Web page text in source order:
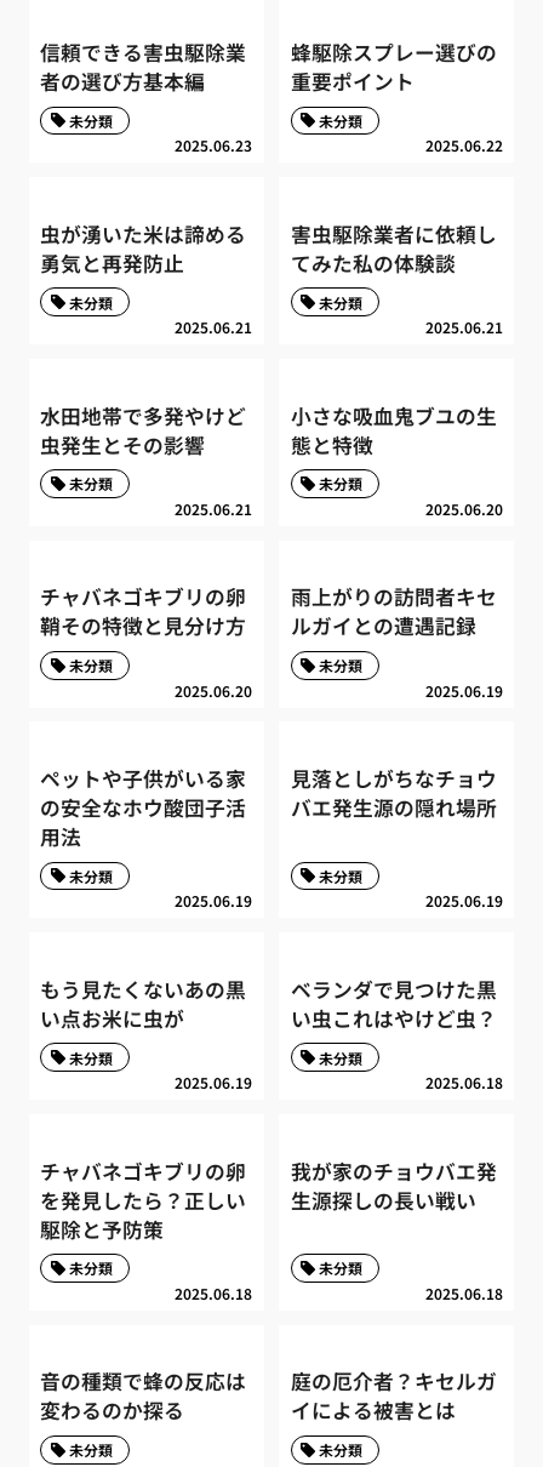
信頼できる害虫駆除業
者の選び方基本編
2025.06.23
未分類
蜂駆除スプレー選びの
重要ポイント
2025.06.22
未分類
虫が湧いた米は諦める
勇気と再発防止
2025.06.21
未分類
害虫駆除業者に依頼し
てみた私の体験談
2025.06.21
未分類
水田地帯で多発やけど
虫発生とその影響
2025.06.21
未分類
小さな吸血鬼ブユの生
態と特徴
2025.06.20
未分類
チャバネゴキブリの卵
鞘その特徴と見分け方
2025.06.20
未分類
雨上がりの訪問者キセ
ルガイとの遭遇記録
2025.06.19
未分類
ペットや子供がいる家
の安全なホウ酸団子活
用法
2025.06.19
未分類
見落としがちなチョウ
バエ発生源の隠れ場所
2025.06.19
未分類
もう見たくないあの黒
い点お米に虫が
2025.06.19
未分類
ベランダで見つけた黒
い虫これはやけど虫？
2025.06.18
未分類
チャバネゴキブリの卵
を発見したら？正しい
駆除と予防策
2025.06.18
未分類
我が家のチョウバエ発
生源探しの長い戦い
2025.06.18
未分類
音の種類で蜂の反応は
変わるのか探る
未分類
庭の厄介者？キセルガ
イによる被害とは
未分類